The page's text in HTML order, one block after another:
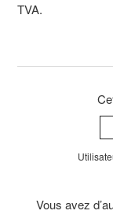
TVA.
Vous avez